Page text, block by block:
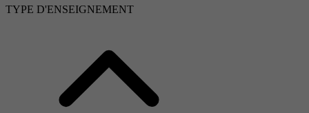
TYPE D'ENSEIGNEMENT